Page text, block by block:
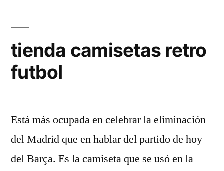
tienda camisetas retro
futbol
Está más ocupada en celebrar la eliminación
del Madrid que en hablar del partido de hoy
del Barça. Es la camiseta que se usó en la